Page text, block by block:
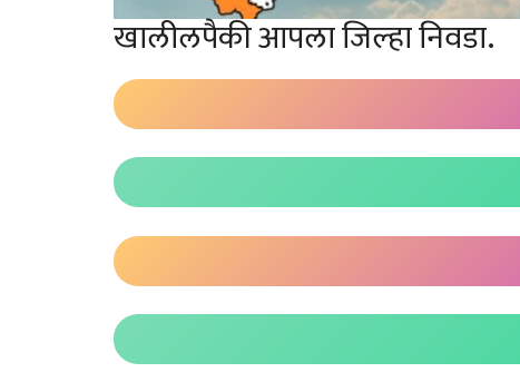
खालीलपैकी आपला जिल्हा निवडा.